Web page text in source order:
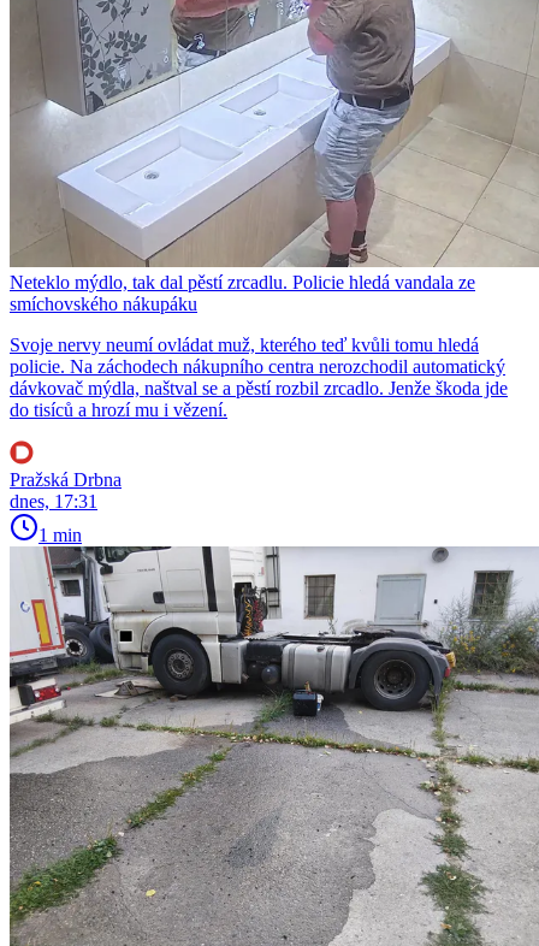
Neteklo mýdlo, tak dal pěstí zrcadlu. Policie hledá vandala ze
smíchovského nákupáku
Svoje nervy neumí ovládat muž, kterého teď kvůli tomu hledá
policie. Na záchodech nákupního centra nerozchodil automatický
dávkovač mýdla, naštval se a pěstí rozbil zrcadlo. Jenže škoda jde
do tisíců a hrozí mu i vězení.
Pražská Drbna
dnes, 17:31
1 min